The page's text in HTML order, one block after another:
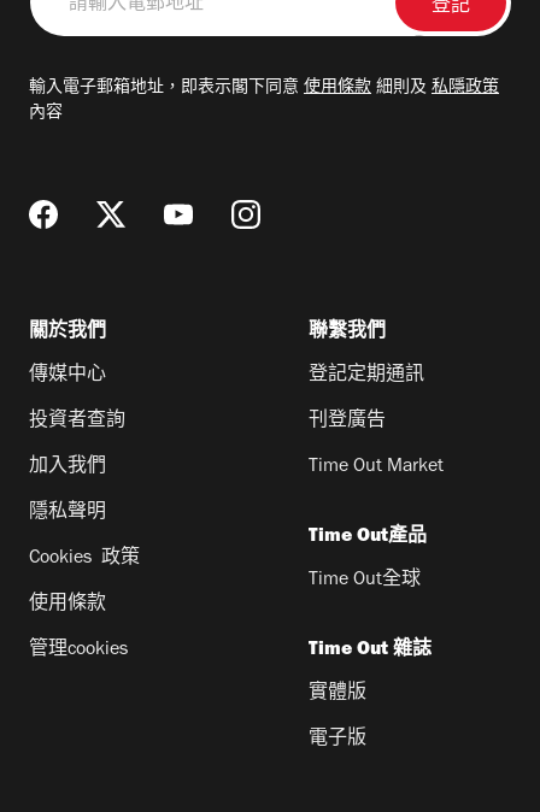
輸
郵
輸入電子郵箱地址，即表示閣下同意 使用條款 細則及 私隱政策
內容
關於我們
傳媒中心
投資者查詢
加入我們
隱私聲明
Cookies 政策
使用條款
管理cookies
聯繫我們
登記定期通訊
刊登廣告
Time Out Market
Time Out產品
Time Out全球
Time Out 雜誌
實體版
電子版